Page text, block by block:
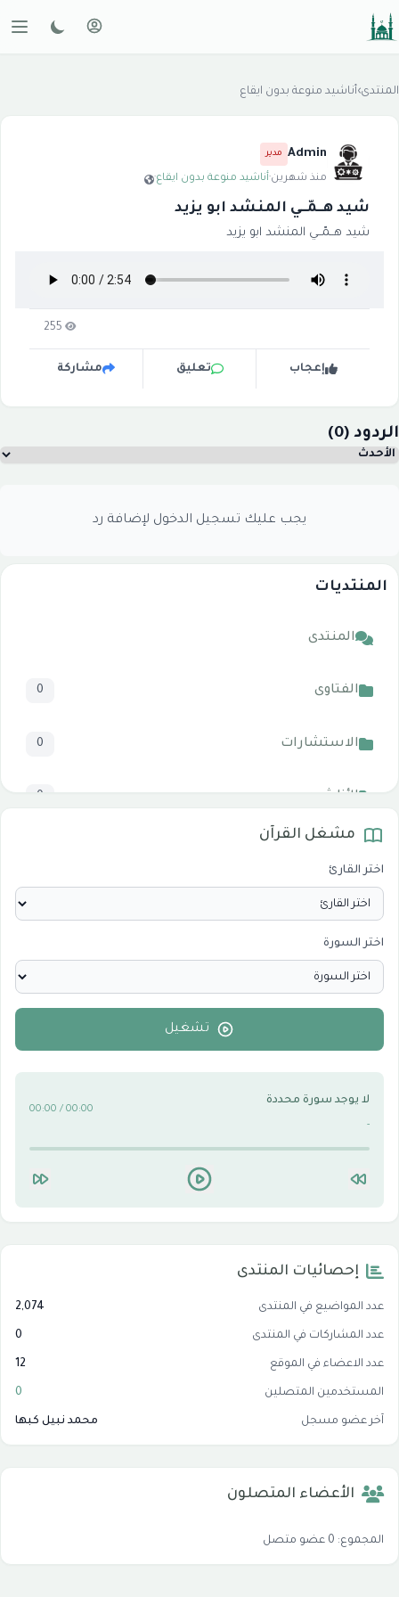
المنتديات
المنتدى
الفتاوى 0
الاستشارات 0
الأناشيد 0
الدروس والخطب
الأقسام التقنية للكمبيوتر والنترنت 0
المنتدى›أناشيد منوعة بدون ايقاع
Admin مدير
منذ شهرين·أناشيد منوعة بدون ايقاع·
شيد هــمّــي المنشد ابو يزيد
شيد هــمّــي المنشد ابو يزيد
إعجاب تعليق مشاركة
الردود (0)
يجب عليك تسجيل الدخول لإضافة رد
مشغل القرآن
اختر القارئ
اختر السورة
تشغيل
لا يوجد سورة محددة
-
00:00 / 00:00
إحصائيات المنتدى
عدد المواضيع في المنتدى 2,074
عدد المشاركات في المنتدى 0
عدد الاعضاء في الموقع 12
المستخدمين المتصلين 0
آخر عضو مسجل محمد نبيل كبها
الأعضاء المتصلون
المجموع: 0 عضو متصل